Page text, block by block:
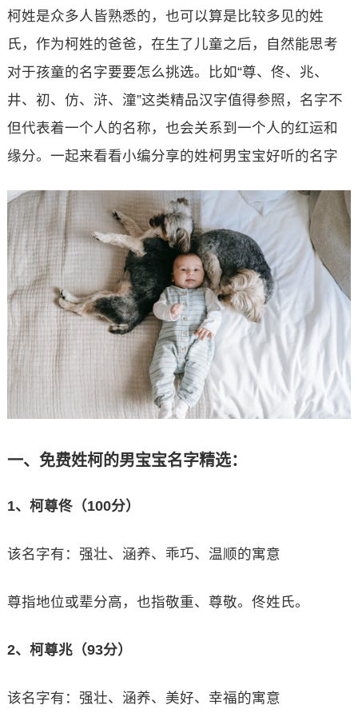
柯姓是众多人皆熟悉的，也可以算是比较多见的姓
氏，作为柯姓的爸爸，在生了儿童之后，自然能思考
对于孩童的名字要要怎么挑选。比如“尊、佟、兆、
井、初、仿、浒、潼”这类精品汉字值得参照，名字不
但代表着一个人的名称，也会关系到一个人的红运和
缘分。一起来看看小编分享的姓柯男宝宝好听的名字
一、免费姓柯的男宝宝名字精选：
1、柯尊佟（100分）
该名字有：强壮、涵养、乖巧、温顺的寓意
尊指地位或辈分高，也指敬重、尊敬。佟姓氏。
2、柯尊兆（93分）
该名字有：强壮、涵养、美好、幸福的寓意